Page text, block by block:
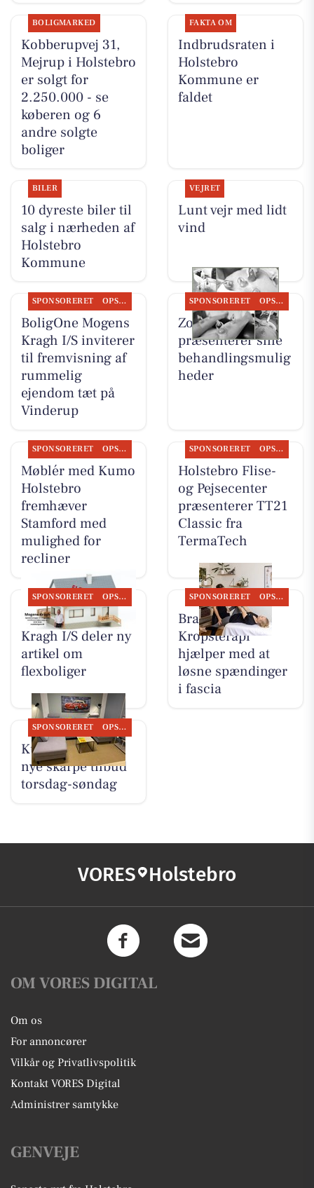
BOLIGMARKED
Kobberupvej 31,
Mejrup i Holstebro
er solgt for
2.250.000 - se
køberen og 6
andre solgte
boliger
FAKTA OM
Indbrudsraten i
Holstebro
Kommune er
faldet
BILER
10 dyreste biler til
salg i nærheden af
Holstebro
Kommune
VEJRET
Lunt vejr med lidt
vind
SPONSORERET OPSLAGSTAVLEN
BoligOne Mogens
Kragh I/S inviterer
til fremvisning af
rummelig
ejendom tæt på
Vinderup
SPONSORERET OPSLAGSTAVLEN
Zones By Gitte
præsenterer sine
behandlingsmulig
heder
SPONSORERET OPSLAGSTAVLEN
Møblér med Kumo
Holstebro
fremhæver
Stamford med
mulighed for
recliner
SPONSORERET OPSLAGSTAVLEN
Holstebro Flise-
og Pejsecenter
præsenterer TT21
Classic fra
TermaTech
SPONSORERET OPSLAGSTAVLEN
BoligOne Mogens
Kragh I/S deler ny
artikel om
flexboliger
SPONSORERET OPSLAGSTAVLEN
Brandsborgs
Kropsterapi
hjælper med at
løsne spændinger
i fascia
SPONSORERET OPSLAGSTAVLEN
Kumo Outlet har
nye skarpe tilbud
torsdag-søndag
VORES Holstebro
OM VORES DIGITAL
Om os
For annoncører
Vilkår og Privatlivspolitik
Kontakt VORES Digital
Administrer samtykke
GENVEJE